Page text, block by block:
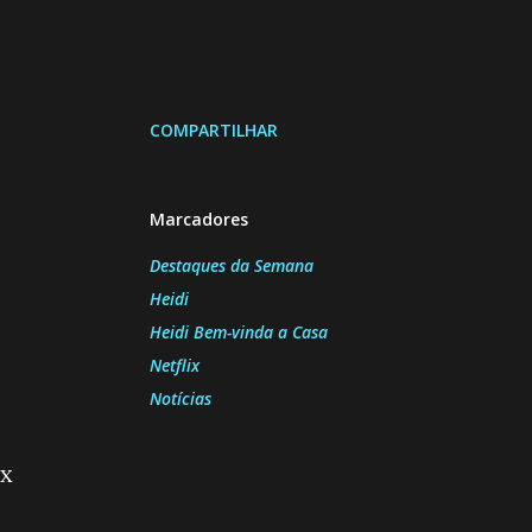
COMPARTILHAR
Marcadores
Destaques da Semana
Heidi
Heidi Bem-vinda a Casa
Netflix
Notícias